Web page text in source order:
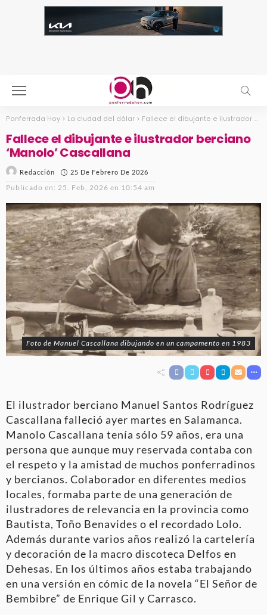
Ponferrada Hoy > La ciudad del dólar > Fallece el dibujante e ilustrador berciano ‘Manolo’ Cascallana
Fallece el dibujante e ilustrador berciano
‘Manolo’ Cascallana
Redacción 25 De Febrero De 2026
Publicado en: 25. Feb, 2026 en 10:54 am
Foto de Manuel Cascallana dibujando en un campamento en 1983
El ilustrador berciano Manuel Santos Rodríguez
Cascallana falleció ayer martes en Salamanca.
Manolo Cascallana tenía sólo 59 años, era una
persona que aunque muy reservada contaba con
el respeto y la amistad de muchos ponferradinos
y bercianos. Colaborador en diferentes medios
locales, formaba parte de una generación de
ilustradores de relevancia en la provincia como
Bautista, Toño Benavides o el recordado Lolo.
Además durante varios años realizó la cartelería
y decoración de la macro discoteca Delfos en
Dehesas. En los últimos años estaba trabajando
en una versión en cómic de la novela “El Señor de
Bembibre” de Enrique Gil y Carrasco.